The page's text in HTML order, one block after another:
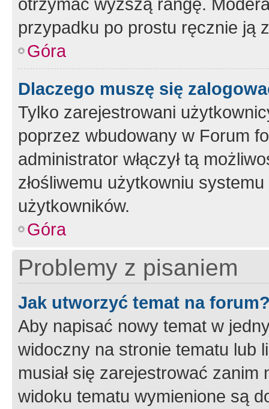
przypadku po prostu ręcznie ją
Góra
Dlaczego muszę się
Tylko zarejestrowani
poprzez wbudowany w Forum
administrator włączył tą
złośliwemu użytkowniu
użytkowników.
Góra
Problemy z pisaniem
Jak utworzyć temat na
Aby napisać nowy temat w
widoczny na stronie tematu lub
musiał się zarejestrować
widoku tematu wymienione są